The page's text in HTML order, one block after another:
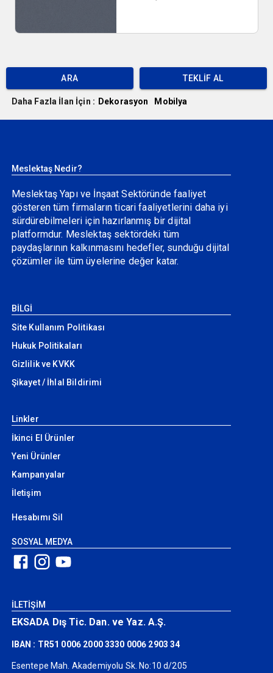
ARA TEKLIF AL
Daha Fazla İlan İçin : Dekorasyon Mobilya
Meslektaş Nedir?
Meslektaş Yapı ve İnşaat Sektöründe faaliyet
gösteren tüm firmaların ticari faaliyetlerini daha iyi
sürdürebilmeleri için hazırlanmış bir dijital
platformdur. Meslektaş sektördeki tüm
paydaşlarının kalkınmasını hedefler, sunduğu dijital
çözümler ile tüm üyelerine değer katar.
BİLGİ
Site Kullanım Politikası
Hukuk Politikaları
Gizlilik ve KVKK
Şikayet / İhlal Bildirimi
Linkler
İkinci El Ürünler
Yeni Ürünler
Kampanyalar
İletişim
Hesabımı Sil
SOSYAL MEDYA
İLETİŞİM
EKSADA Dış Tic. Dan. ve Yaz. A.Ş.
IBAN : TR51 0006 2000 3330 0006 2903 34
Esentepe Mah. Akademiyolu Sk. No:10 d/205